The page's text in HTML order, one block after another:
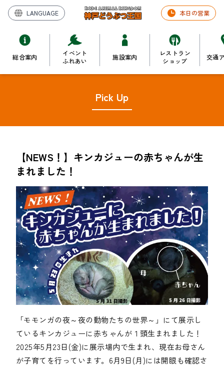
LANGUAGE 本日の営業
総合案内
イベント
ふれあい
施設案内
レストラン
ショップ
交通
Pick Up
【NEWS！】キンカジューの赤ちゃんが生
まれました！
「モモンガの夜～夜の動物たちの世界～」にて展示し
ているキンカジューに赤ちゃんが１頭生まれました！
2025年5月23日(金)に展示場内で生まれ、現在お母さん
が子育てを行っています。6月9日(月)には開眼も確認さ